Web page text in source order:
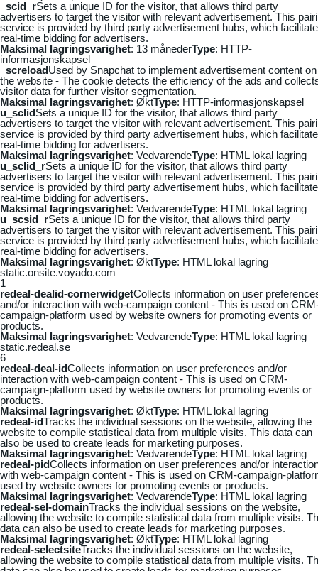
_scid_rSets a unique ID for the visitor, that allows third party
advertisers to target the visitor with relevant advertisement. This
service is provided by third party advertisement hubs, which
real-time bidding for advertisers.
Maksimal lagringsvarighet: 13 månederType: HTTP-
informasjonskapsel
_screloadUsed by Snapchat to implement advertisement content on
the website - The cookie detects the efficiency of the ads and
visitor data for further visitor segmentation.
Maksimal lagringsvarighet: ØktType: HTTP-informasjonskapsel
u_sclidSets a unique ID for the visitor, that allows third party
advertisers to target the visitor with relevant advertisement. This
service is provided by third party advertisement hubs, which
real-time bidding for advertisers.
Maksimal lagringsvarighet: VedvarendeType: HTML lokal lagring
u_sclid_rSets a unique ID for the visitor, that allows third party
advertisers to target the visitor with relevant advertisement. This
service is provided by third party advertisement hubs, which
real-time bidding for advertisers.
Maksimal lagringsvarighet: VedvarendeType: HTML lokal lagring
u_scsid_rSets a unique ID for the visitor, that allows third party
advertisers to target the visitor with relevant advertisement. This
service is provided by third party advertisement hubs, which
real-time bidding for advertisers.
Maksimal lagringsvarighet: ØktType: HTML lokal lagring
static.onsite.voyado.com
1
redeal-dealid-cornerwidgetCollects information on user
and/or interaction with web-campaign content - This is used on
campaign-platform used by website owners for promoting events or
products.
Maksimal lagringsvarighet: VedvarendeType: HTML lokal lagring
static.redeal.se
6
redeal-deal-idCollects information on user preferences and/or
interaction with web-campaign content - This is used on CRM-
campaign-platform used by website owners for promoting events or
products.
Maksimal lagringsvarighet: ØktType: HTML lokal lagring
redeal-idTracks the individual sessions on the website, allowing the
website to compile statistical data from multiple visits. This data can
also be used to create leads for marketing purposes.
Maksimal lagringsvarighet: VedvarendeType: HTML lokal lagring
redeal-pidCollects information on user preferences and/or
with web-campaign content - This is used on CRM-campaign-
used by website owners for promoting events or products.
Maksimal lagringsvarighet: VedvarendeType: HTML lokal lagring
redeal-sel-domainTracks the individual sessions on the website,
allowing the website to compile statistical data from multiple visits.
data can also be used to create leads for marketing purposes.
Maksimal lagringsvarighet: ØktType: HTML lokal lagring
redeal-selectsiteTracks the individual sessions on the website,
allowing the website to compile statistical data from multiple visits.